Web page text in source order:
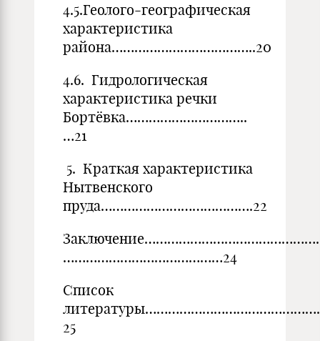
4.5.Геолого-географическая
характеристика
района………………………………..20
4.6. Гидрологическая
характеристика речки
Бортёвка…………………………..
…21
5. Краткая характеристика
Нытвенского
пруда………………………………….22
Заключение……………………………………….
……………………………………24
Список
25